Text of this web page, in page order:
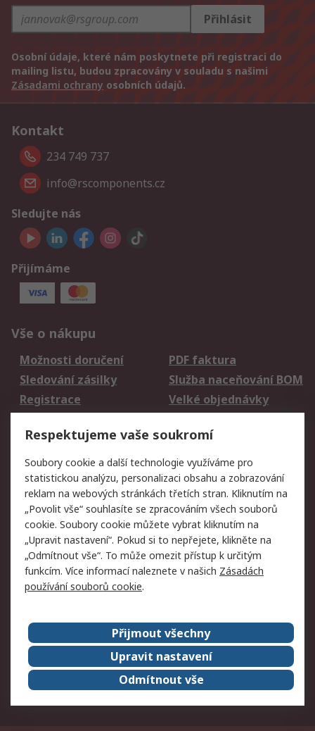
Přihlásit
Osobní údaje, které nám poskytnete při registraci do
mailing listu, budou zpracovány v souladu s našimi
Zásadami ochrany osobních údajů.
Kontakt
234 749 737
info@rscomponents.cz
Sledujte nás
Přijímáme
Vše o nákupu
Možnosti doručení
PDF faktura
Sledování zásilky
Služba naceňování BOM
Registrace
Velké objednávky
Právní
Autorská práva
Obchodní podmínky
společnosti RS
Prohlášení o ochraně
údajů
Zabezpečení
elektronické pošty
Zásady pro soubory
cookie
Zásady ochrany
osobních údajů
Kontakt
O naší společnosti
RS Group
Kariéra
Ocenění
ESG
Respektujeme vaše soukromí
Soubory cookie a další technologie využíváme pro
statistickou analýzu, personalizaci obsahu a zobrazování
reklam na webových stránkách třetích stran. Kliknutím na
„Povolit vše“ souhlasíte se zpracováním všech souborů
cookie. Soubory cookie můžete vybrat kliknutím na
„Upravit nastavení“. Pokud si to nepřejete, klikněte na
„Odmítnout vše“. To může omezit přístup k určitým
funkcím. Více informací naleznete v našich Zásadách
používání souborů cookie.
Přijmout všechny
Upravit nastavení
Odmítnout vše